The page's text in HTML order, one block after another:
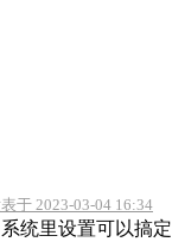
于 2023-03-04 16:34
统里设置可以搞定